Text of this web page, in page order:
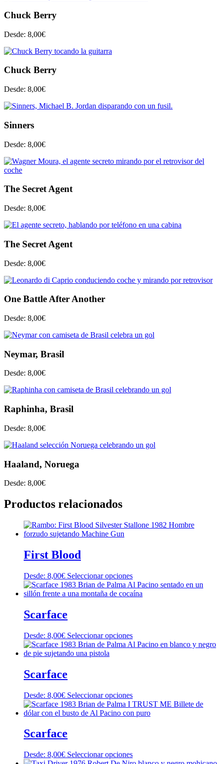
Chuck Berry
Desde: 8,00€
Chuck Berry
Desde: 8,00€
Sinners
Desde: 8,00€
The Secret Agent
Desde: 8,00€
The Secret Agent
Desde: 8,00€
One Battle After Another
Desde: 8,00€
Neymar, Brasil
Desde: 8,00€
Raphinha, Brasil
Desde: 8,00€
Haaland, Noruega
Desde: 8,00€
Productos relacionados
First Blood
Desde: 8,00€ Seleccionar opcionesEste
producto
tiene
se
pueden
producto
Scarface
Desde: 8,00€ Seleccionar opcionesEste
producto
se
pueden
elegir
producto
Scarface
Desde: 8,00€ Seleccionar opcionesEste
producto
tiene
se
Scarface
Desde: 8,00€ Seleccionar opcionesEste